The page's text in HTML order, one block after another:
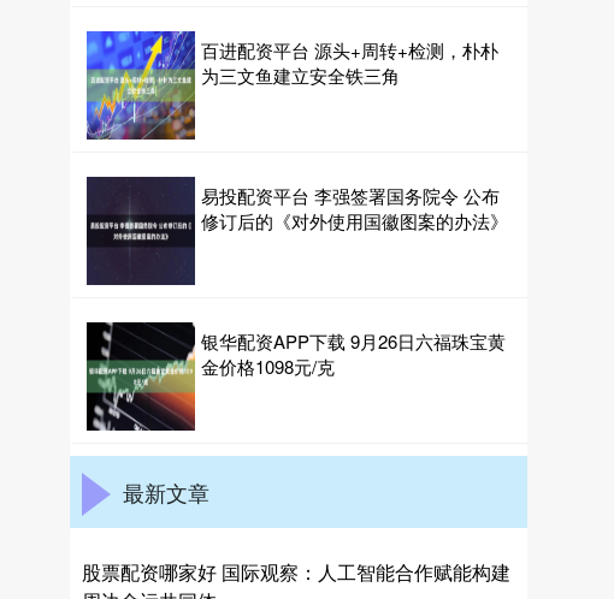
百进配资平台 源头+周转+检测，朴朴
为三文鱼建立安全铁三角
易投配资平台 李强签署国务院令 公布
修订后的《对外使用国徽图案的办法》
银华配资APP下载 9月26日六福珠宝黄
金价格1098元/克
最新文章
股票配资哪家好 国际观察：人工智能合作赋能构建